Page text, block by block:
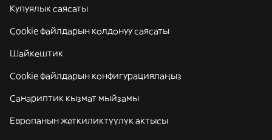
Купуялык саясаты
Cookie файлдарын колдонуу саясаты
Шайкештик
Cookie файлдарын конфигурациялаңыз
Санариптик кызмат мыйзамы
Европанын жеткиликтүүлүк актысы